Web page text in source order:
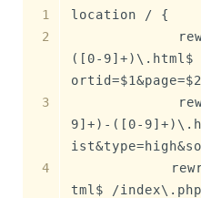
location / {
([0-9]+)\.html$
9]+)-([0-
tml$ /